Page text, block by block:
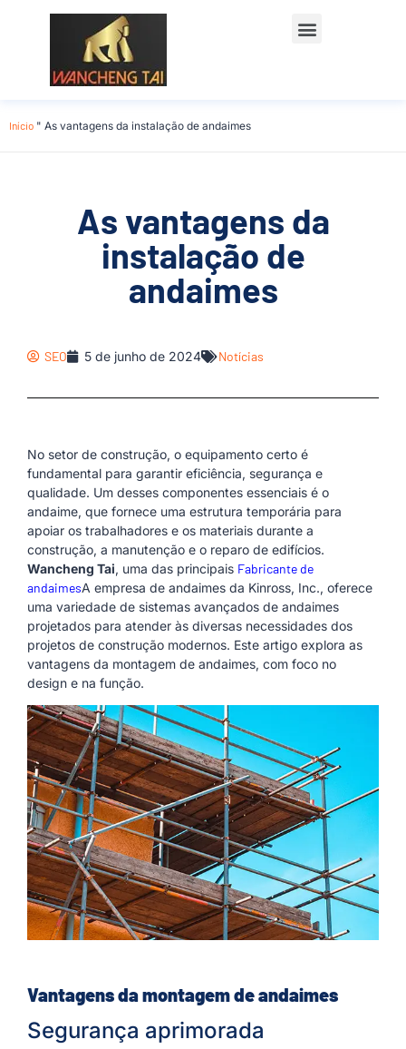
Início " As vantagens da instalação de andaimes
As vantagens da
instalação de
andaimes
SEO 5 de junho de 2024 Notícias
No setor de construção, o equipamento certo é
fundamental para garantir eficiência, segurança e
qualidade. Um desses componentes essenciais é o
andaime, que fornece uma estrutura temporária para
apoiar os trabalhadores e os materiais durante a
construção, a manutenção e o reparo de edifícios.
Wancheng Tai, uma das principais Fabricante de
andaimesA empresa de andaimes da Kinross, Inc., oferece
uma variedade de sistemas avançados de andaimes
projetados para atender às diversas necessidades dos
projetos de construção modernos. Este artigo explora as
vantagens da montagem de andaimes, com foco no
design e na função.
Vantagens da montagem de andaimes
Segurança aprimorada